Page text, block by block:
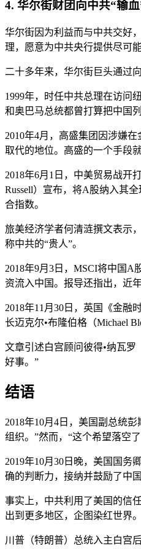
4. 华尔街财团向中共“输
华尔街因为利益而与中共交好
理，愿意为中共央行提供尽可
二十多年来，华尔街巨头通过
1999年，时任中共总理在访问
和奥巴马总统都曾打算把中国
2010年4月，高盛集团因涉嫌
取代的地位。高盛的一个手段
2018年6月1日，中美贸易战开
Russell）宣布，将A股纳入其
合指数。
旅美经济学者何清涟撰文表示
称中共的“贵人”。
2018年9月3日，MSCI将中国A
资流入中国。报导还指出，近
2018年11月30日，英国《金融
长迈克尔•布隆伯格（Michael
文章引述白宫顾问彼得•纳瓦罗
好事。”
结语
2018年10月4日，美国副总统
组织。”然而，“这个希望落空了
2019年10月30日晚，美国国
确的判断力，接纳并鼓励了中
事实上，中共利用了美国的信
出到更多地区，企图染红世界
川普（特朗普）总统入主白宫